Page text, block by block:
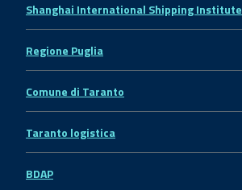
Shanghai International Shipping Institute
Regione Puglia
Comune di Taranto
Taranto logistica
BDAP